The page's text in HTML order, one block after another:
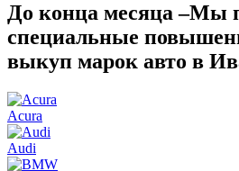
До конца месяца –Мы
специальные
выкуп марок авто в
Acura
Audi